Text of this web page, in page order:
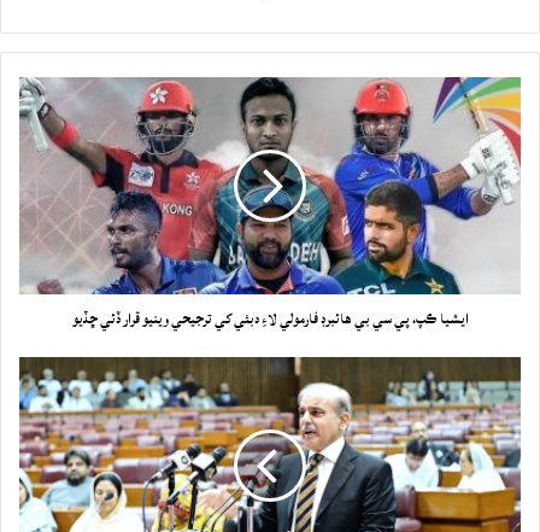
ايشيا ڪپ، پي سي بي هائبرڊ فارمولي لاءِ دبئي کي ترجيحي وينيو قرار ڏئي ڇڏيو